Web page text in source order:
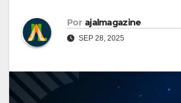
Por ajalmagazine
SEP 28, 2025